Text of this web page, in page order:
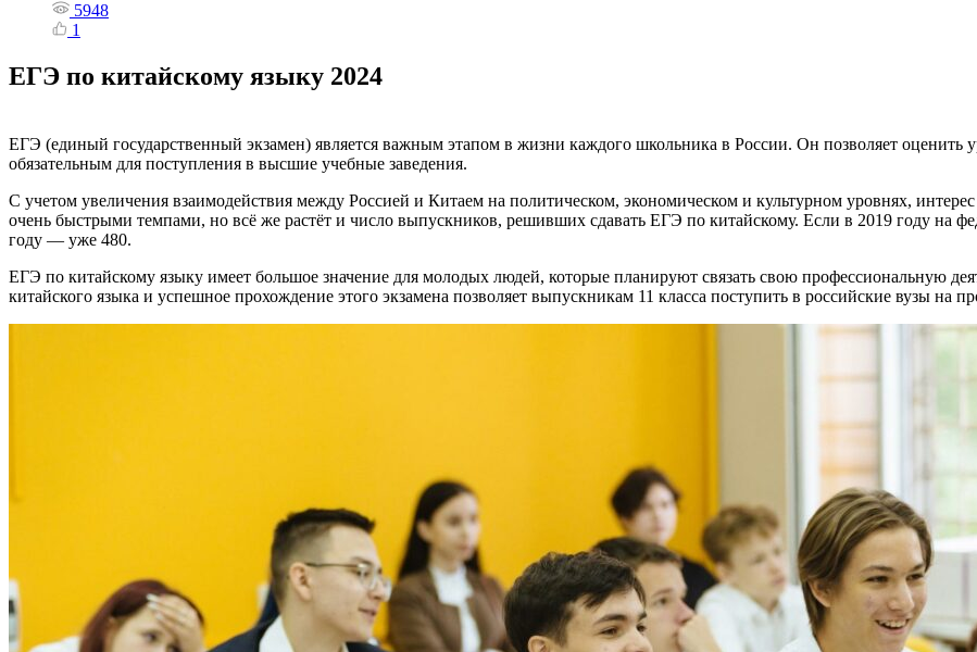
5948
1
ЕГЭ по китайскому языку 2024
ЕГЭ (единый государственный экзамен) является важным этапом в жизни каждого школьника в России. Он позволяет оценить
обязательным для поступления в высшие учебные заведения.
С учетом увеличения взаимодействия между Россией и Китаем на политическом, экономическом и культурном уровнях,
очень быстрыми темпами, но всё же растёт и число выпускников, решивших сдавать ЕГЭ по китайскому. Если в 2019 году на
году — уже 480.
ЕГЭ по китайскому языку имеет большое значение для молодых людей, которые планируют связать свою профессиональную
китайского языка и успешное прохождение этого экзамена позволяет выпускникам 11 класса поступить в российские вузы